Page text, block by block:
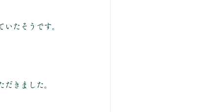
たそうです。
きました。